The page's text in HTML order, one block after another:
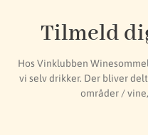
Tilmeld
Hos Vinklubben
vi selv drikker. Der bliver
områder /